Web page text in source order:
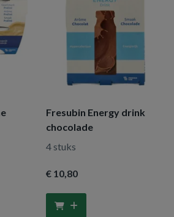
Fresubin Energy drink
chocolade
4 stuks
€ 10,80